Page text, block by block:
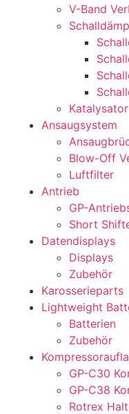
V-Band
Katalysator
Ansaugsystem
Blow-Off
Luftfilter
Antrieb
GP-
Short
Datendisplays
Displays
Zubehör
Karosserieparts
Lightweight
Batterien
Zubehör
GP-C30
GP-C38
Rotrex